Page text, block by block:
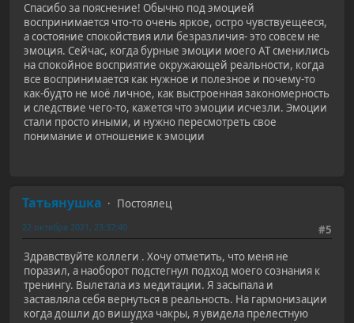
Спасибо за пояснение! Обычно под эмоцией
воспринимается что-то очень яркое, остро чувствуещееся,
а состояние спокойствия или безразличия- это совсем не
эмоция. Сейчас, когда бурные эмоции моего АТ сменились
на спокойное восприятие окружающей реальности, когда
все воспринимается как нужное и полезное и почему-то
как-будто не моё личное, как выстроенная закономерность
и следствие чего-то, кажется что эмоции исчезли. Эмоции
стали просто иными, и нужно пересмотреть свое
понимание и отношение к эмоции
Татьянушка
Постоялец
#5
22 октября 2021, 23:37:40
Здравствуйте коллеги . Хочу отметить, что меня не
поразил, а наоборот подстегнул подход моего сознания к
тренингу. Вылетала из медитации. Я засыпала и
заставляла себя вернуться в реальность. На гармонизации
когда дошли до вишудха чакры, я увидела прелестную